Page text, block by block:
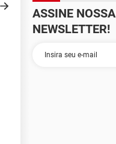
ASSINE NOSSA
NEWSLETTER!